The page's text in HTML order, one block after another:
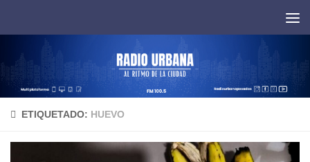
ETIQUETADO: HUEVO